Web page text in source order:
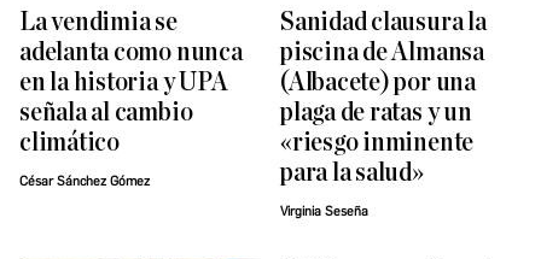
La vendimia se
adelanta como nunca
en la historia y UPA
señala al cambio
climático
César Sánchez Gómez
Sanidad clausura la
piscina de Almansa
(Albacete) por una
plaga de ratas y un
«riesgo inminente
para la salud»
Virginia Seseña